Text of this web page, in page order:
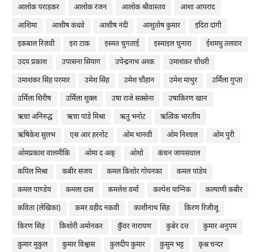
आलोक पराड़कर
आलोक रंजन आलोक श्रीवास्तव
आशा आपराद
आशिमा
आशीष कंधवे आशीष नंदी आशुतोष कुमार
इंदिरा दांगी
इकबाल रिज़वी
इरा टाक इस्मत चुगताई इस्माइल चुनारा
ईशमधु तलवार
उदय प्रकाश
उपासना सियाग उपेन्द्रनाथ अश्क
उमाशंकर चौधरी
उमाशंकर सिंह परमार
उमेश सिंह उमेश चौहान उमेश माथुर
उर्मिला गुप्ता
उर्मिला शिरीष
उर्मिला शुक्ल उषा राजे सक्सेना
उषाकिरण खान
ऋचा अनिरुद्ध
ऋचा पांडे मिश्रा ऋतु भनोट
ऋत्विक भारतीय
ऋषिकेश सुलभ
एस आर हरनोट ओम थानवी ओम निश्‍चल
ओम पुरी
ओमप्रकाश वालमीकि
ओमा द अक् ओशो
कंचन जायसवाल
कपिल मिश्रा
कबीर संजय कमल किशोर गोयनका
कमल पांडेय
कमल पाण्डेय
कमला दास कमलेश वर्मा कल्पेश याग्निक
कल्याणी कबीर
कविता (लेखिका)
क़मर वहीद नक़वी काशीनाथ सिंह
किरण रिजीजू
किरण सिंह
किशोरी अमोनकर कुँवर नारायण कुबेर दत्त
कुमार अनुपम
कुमार मुकुल
कुमार विश्वास कुलदीप कुमार कुसुम भट्ट
कृश्न चन्दर